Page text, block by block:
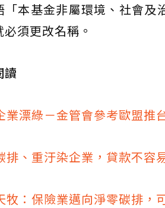
「本基金非屬環境、社會及
須更改名稱。
讀
業漂綠－金管會參考歐盟推
排、重汙染企業，貸款不容
牧：保險業邁向淨零碳排，